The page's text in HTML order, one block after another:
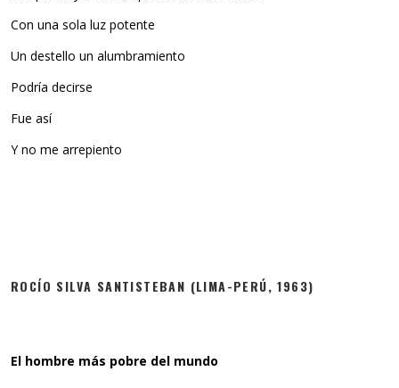
Con una sola luz potente
Un destello un alumbramiento
Podría decirse
Fue así
Y no me arrepiento
ROCÍO SILVA SANTISTEBAN (LIMA-PERÚ, 1963)
El hombre más pobre del mundo